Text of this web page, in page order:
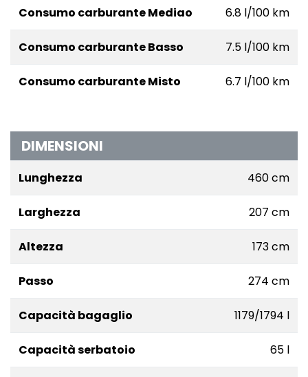
Consumo carburante Mediao 6.8 l/100 km
Consumo carburante Basso 7.5 l/100 km
Consumo carburante Misto 6.7 l/100 km
DIMENSIONI
Lunghezza 460 cm
Larghezza 207 cm
Altezza 173 cm
Passo 274 cm
Capacità bagaglio 1179/1794 l
Capacità serbatoio 65 l